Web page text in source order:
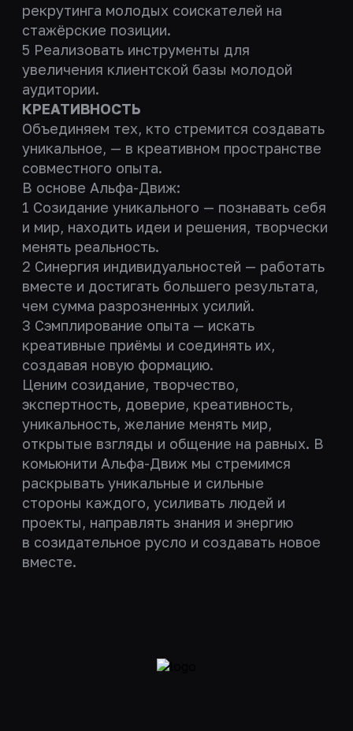
рекрутинга молодых соискателей на
стажёрские позиции.
5 Реализовать инструменты для
увеличения клиентской базы молодой
аудитории.
КРЕАТИВНОСТЬ
Объединяем тех, кто стремится создавать
уникальное, — в креативном пространстве
совместного опыта.
В основе Альфа-Движ:
1 Созидание уникального — познавать себя
и мир, находить идеи и решения, творчески
менять реальность.
2 Синергия индивидуальностей — работать
вместе и достигать большего результата,
чем сумма разрозненных усилий.
3 Сэмплирование опыта — искать
креативные приёмы и соединять их,
создавая новую формацию.
Ценим созидание, творчество,
экспертность, доверие, креативность,
уникальность, желание менять мир,
открытые взгляды и общение на равных. В
комьюнити Альфа-Движ мы стремимся
раскрывать уникальные и сильные
стороны каждого, усиливать людей и
проекты, направлять знания и энергию
в созидательное русло и создавать новое
вместе.